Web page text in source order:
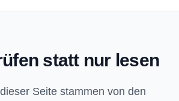
statt nur lesen
Seite stammen von den